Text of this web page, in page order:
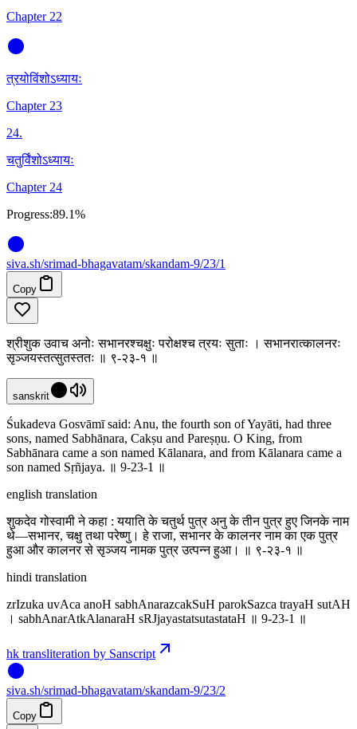
Chapter 22
त्रयोविंशोऽध्यायः
Chapter 23
24.
चतुर्विंशोऽध्यायः
Chapter 24
Progress:89.1%
siva.sh/srimad-bhagavatam/skandam-9/23/1
Copy
श्रीशुक उवाच अनोः सभानरश्चक्षुः परोक्षश्च त्रयः सुताः । सभानरात्कालनरः
सृञ्जयस्तत्सुतस्ततः ॥ ९-२३-१ ॥
sanskrit
Śukadeva Gosvāmī said: Anu, the fourth son of Yayāti, had three
sons, named Sabhānara, Cakṣu and Pareṣṇu. O King, from
Sabhānara came a son named Kālanara, and from Kālanara came a
son named Sṛñjaya. ॥ 9-23-1 ॥
english translation
शुकदेव गोस्वामी ने कहा : ययाति के चतुर्थ पुत्र अनु के तीन पुत्र हुए जिनके नाम
थे—सभानर, चक्षु तथा परेष्णु। हे राजा, सभानर के कालनर नाम का एक पुत्र
हुआ और कालनर से सृञ्जय नामक पुत्र उत्पन्न हुआ। ॥ ९-२३-१ ॥
hindi translation
zrIzuka uvAca anoH sabhAnarazcakSuH parokSazca trayaH sutAH
। sabhAnarAtkAlanaraH sRJjayastatsutastataH ॥ 9-23-1 ॥
hk transliteration by Sanscript
siva.sh/srimad-bhagavatam/skandam-9/23/2
Copy